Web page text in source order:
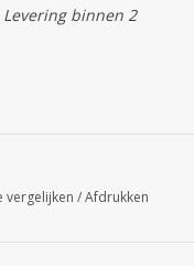
binnen 2
vergelijken /Afdrukken